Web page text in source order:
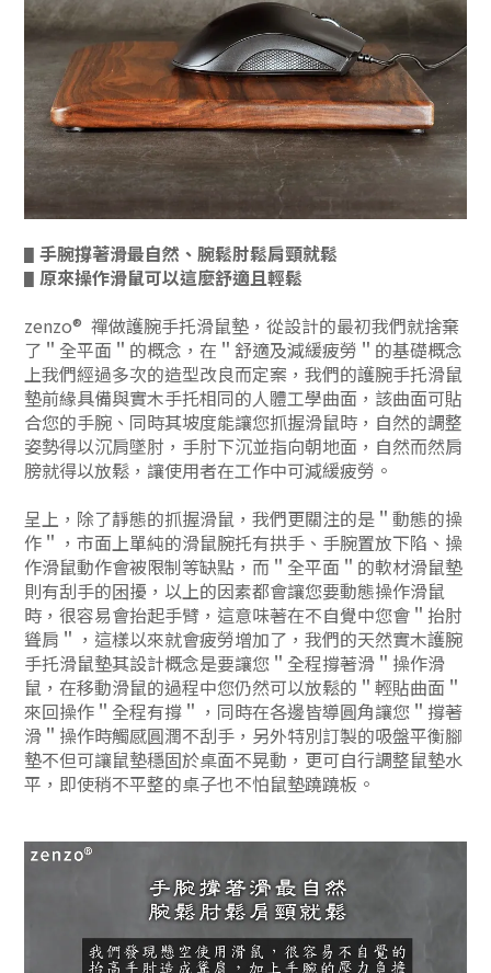
▋ 手腕撐著滑最自然、 腕鬆肘鬆肩頸就鬆
▋ 原來操作滑鼠可以這麼舒適且輕鬆
zenzo® 禪做護腕手托滑鼠墊，從設計的最初我們就捨棄
了＂全平面＂的概念，在＂舒適及減緩疲勞＂的基礎概念
上我們經過多次的造型改良而定案，我們的護腕手托滑鼠
墊前緣具備與實木手托相同的人體工學曲面，該曲面可貼
合您的手腕、同時其坡度能讓您抓握滑鼠時，自然的調整
姿勢得以沉肩墜肘，手肘下沉並指向朝地面，自然而然肩
膀就得以放鬆，讓使用者在工作中可減緩疲勞。
呈上，除了靜態的抓握滑鼠，我們更關注的是＂動態的操
作＂，市面上單純的滑鼠腕托有拱手、手腕置放下陷、操
作滑鼠動作會被限制等缺點，而＂全平面＂的軟材滑鼠墊
則有刮手的困擾，以上的因素都會讓您要動態操作滑鼠
時，很容易會抬起手臂，這意味著在不自覺中您會＂抬肘
聳肩＂，這樣以來就會疲勞增加了， 我們的天然實木護腕
手托滑鼠墊其設計概念是要讓您＂全程撐著滑＂操作滑
鼠，在移動滑鼠的過程中您仍然可以放鬆的＂輕貼曲面＂
來回操作＂全程有撐＂，同時在各邊皆導圓角讓您＂撐著
滑＂操作時觸感圓潤不刮手，另外特別訂製的吸盤平衡腳
墊不但可讓鼠墊穩固於桌面不晃動，更可自行調整鼠墊水
平，即使稍不平整的桌子也不怕鼠墊蹺蹺板。